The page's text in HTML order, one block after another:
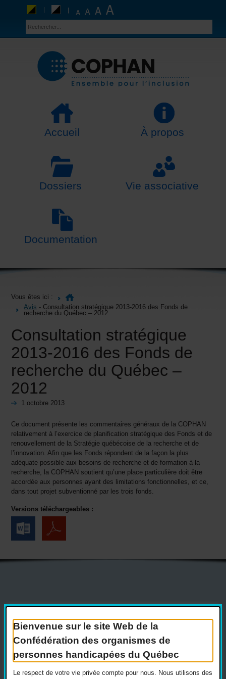
Bienvenue sur le site Web de la
Confédération des organismes de
personnes handicapées du Québec
Le respect de votre vie privée compte pour nous. Nous utilisons des
Accueil À propos
Dossiers Vie associative
Documentation
Vous êtes ici :
Avis - Consultation stratégique 2013-2016 des Fonds de
recherche du Québec – 2012
Consultation stratégique
2013-2016 des Fonds de
recherche du Québec –
2012
1 octobre 2013
Ce document présente les commentaires généraux de la COPHAN
relativement à l’exercice de planification stratégique des Fonds et de
renouvellement de la Stratégie québécoise de la recherche et de
l’innovation. Afin que les Fonds répondent de la façon la plus
adéquate possible aux besoins de recherche et de formation à la
recherche, la COPHAN soutient qu’une place particulière doit être
accordée aux personnes ayant des limitations fonctionnelles, et ce,
dans tout projet subventionné par les trois fonds.
Versions téléchargeables :
Actualités Devenir membre
Nous joindre Nous recrutons
Réseaux sociaux
Guide sur l’accessibilité universelle